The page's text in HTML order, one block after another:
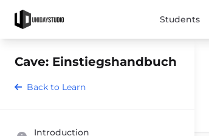
Students
Cave: Einstiegshandbuch
Back to Learn
Introduction